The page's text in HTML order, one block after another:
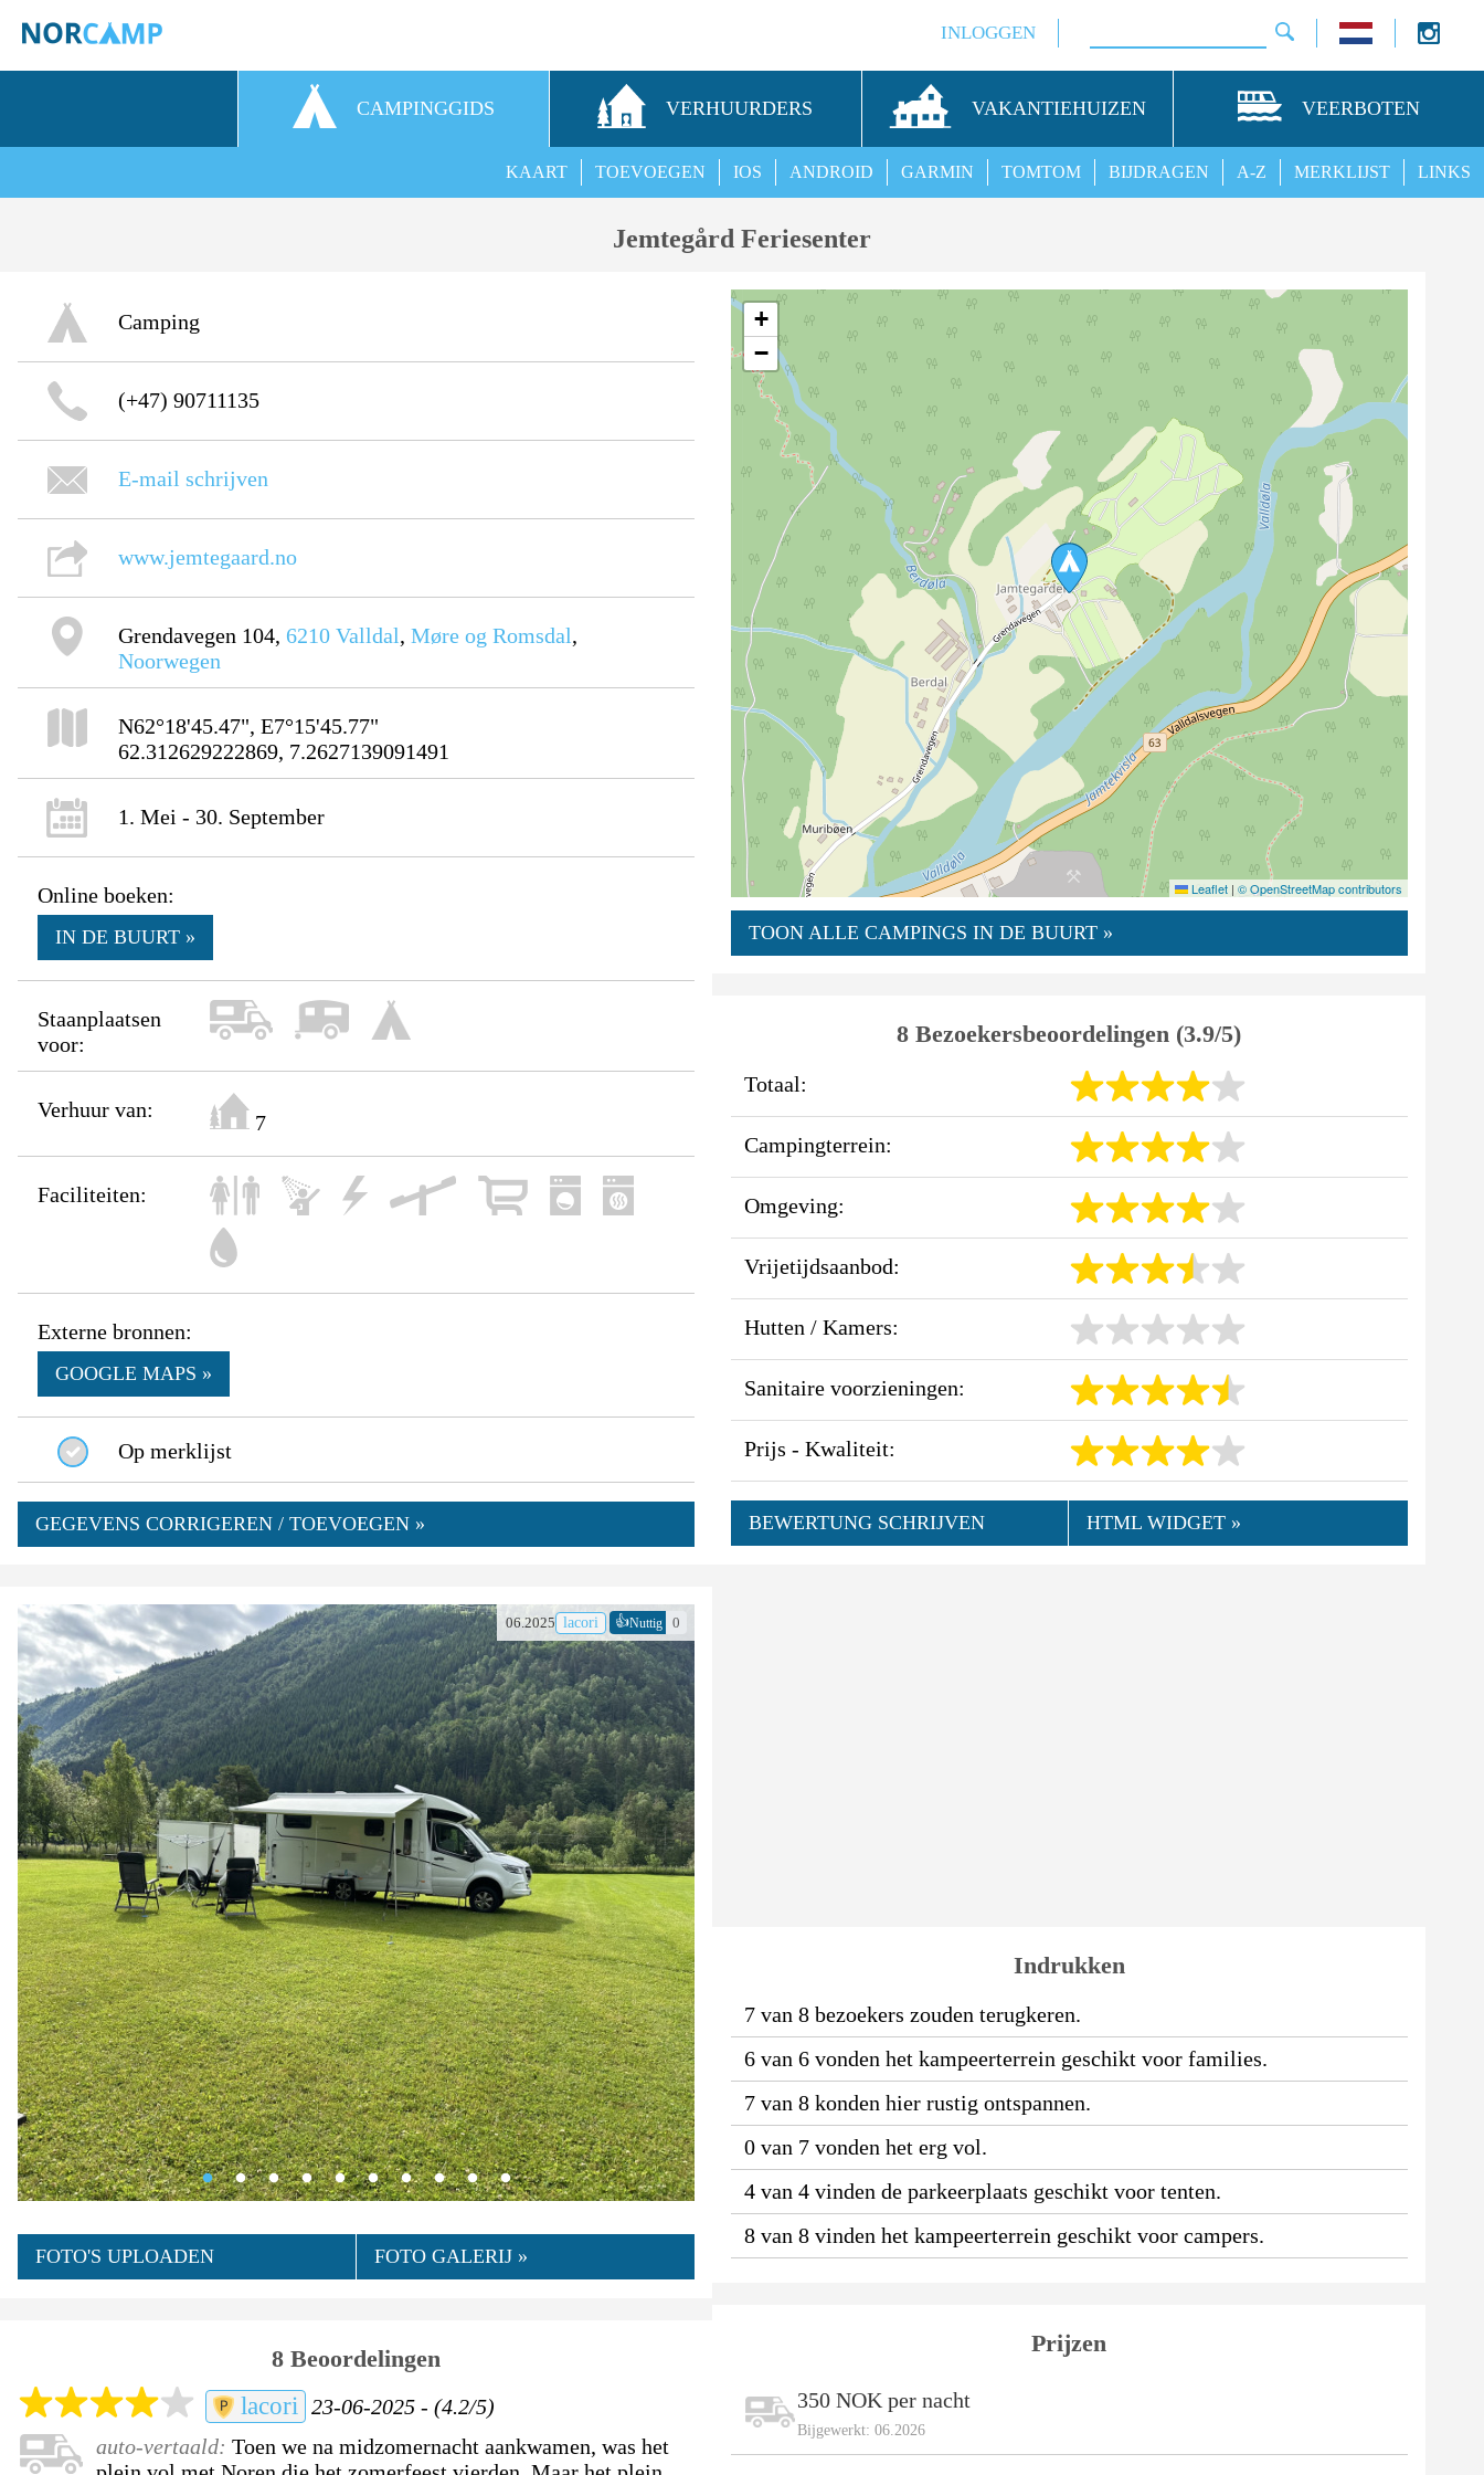
INLOGGEN
CAMPINGGIDS VERHUURDERS VAKANTIEHUIZEN VEERBOTEN
LINKS
MERKLIJST
A-Z
BIJDRAGEN
TOMTOM
GARMIN
ANDROID
IOS
TOEVOEGEN
KAART
Jemtegård Feriesenter
Camping
(+47) 90711135
E-mail schrijven
www.jemtegaard.no
Grendavegen 104, 6210Valldal,Møre og Romsdal,
Noorwegen
N62°18'45.47", E7°15'45.77"
62.312629222869, 7.2627139091491
1. Mei - 30. September
Online boeken:
IN DE BUURT »
Staanplaatsen
voor:
Verhuur van:
7
Faciliteiten:
Externe bronnen:
GOOGLE MAPS »
Op merklijst
GEGEVENS CORRIGEREN / TOEVOEGEN »
06.2025 lacori 👍Nuttig 0
FOTO'S UPLOADEN FOTO GALERIJ »
8 Beoordelingen
lacori 23-06-2025 - (4.2/5)
auto-vertaald:Toen we na midzomernacht aankwamen, was het
+
−
Leaflet | © OpenStreetMap contributors
TOON ALLE CAMPINGS IN DE BUURT »
8 Bezoekersbeoordelingen (3.9/5)
Totaal:
Campingterrein:
Omgeving:
Vrijetijdsaanbod:
Hutten / Kamers:
Sanitaire voorzieningen:
Prijs - Kwaliteit:
BEWERTUNG SCHRIJVEN HTML WIDGET »
Indrukken
7 van 8 bezoekers zouden terugkeren.
6 van 6 vonden het kampeerterrein geschikt voor families.
7 van 8 konden hier rustig ontspannen.
0 van 7 vonden het erg vol.
4 van 4 vinden de parkeerplaats geschikt voor tenten.
8 van 8 vinden het kampeerterrein geschikt voor campers.
Prijzen
350 NOK per nacht
Bijgewerkt: 06.2026